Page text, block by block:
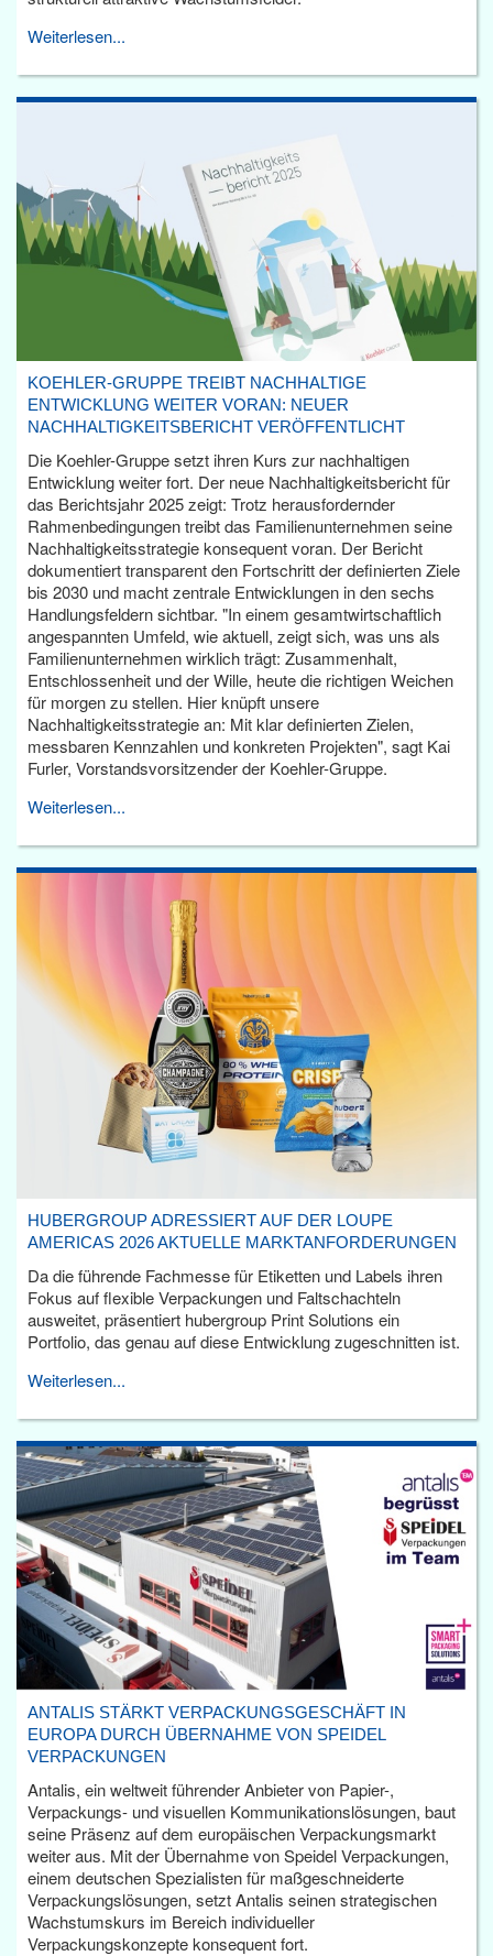
Weiterlesen...
KOEHLER-GRUPPE TREIBT NACHHALTIGE
ENTWICKLUNG WEITER VORAN: NEUER
NACHHALTIGKEITSBERICHT VERÖFFENTLICHT
Die Koehler-Gruppe setzt ihren Kurs zur nachhaltigen
Entwicklung weiter fort. Der neue Nachhaltigkeitsbericht für
das Berichtsjahr 2025 zeigt: Trotz herausfordernder
Rahmenbedingungen treibt das Familienunternehmen seine
Nachhaltigkeitsstrategie konsequent voran. Der Bericht
dokumentiert transparent den Fortschritt der definierten Ziele
bis 2030 und macht zentrale Entwicklungen in den sechs
Handlungsfeldern sichtbar. "In einem gesamtwirtschaftlich
angespannten Umfeld, wie aktuell, zeigt sich, was uns als
Familienunternehmen wirklich trägt: Zusammenhalt,
Entschlossenheit und der Wille, heute die richtigen Weichen
für morgen zu stellen. Hier knüpft unsere
Nachhaltigkeitsstrategie an: Mit klar definierten Zielen,
messbaren Kennzahlen und konkreten Projekten", sagt Kai
Furler, Vorstandsvorsitzender der Koehler-Gruppe.
Weiterlesen...
HUBERGROUP ADRESSIERT AUF DER LOUPE
AMERICAS 2026 AKTUELLE MARKTANFORDERUNGEN
Da die führende Fachmesse für Etiketten und Labels ihren
Fokus auf flexible Verpackungen und Faltschachteln
ausweitet, präsentiert hubergroup Print Solutions ein
Portfolio, das genau auf diese Entwicklung zugeschnitten ist.
Weiterlesen...
ANTALIS STÄRKT VERPACKUNGSGESCHÄFT IN
EUROPA DURCH ÜBERNAHME VON SPEIDEL
VERPACKUNGEN
Antalis, ein weltweit führender Anbieter von Papier-,
Verpackungs- und visuellen Kommunikationslösungen, baut
seine Präsenz auf dem europäischen Verpackungsmarkt
weiter aus. Mit der Übernahme von Speidel Verpackungen,
einem deutschen Spezialisten für maßgeschneiderte
Verpackungslösungen, setzt Antalis seinen strategischen
Wachstumskurs im Bereich individueller
Verpackungskonzepte konsequent fort.